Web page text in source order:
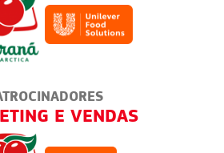
E VENDAS